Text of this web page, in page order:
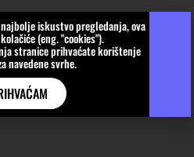
iskustvo pregledanja, ova
(eng. "cookies").
stranice prihvaćate korištenje
navedene svrhe.